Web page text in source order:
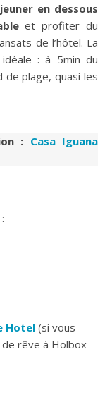
en dessous
et profiter du
de l’hôtel. La
: à 5min du
plage, quasi les
: Casa Iguana
:
Hotel (si vous
rêve à Holbox